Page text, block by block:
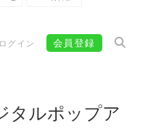
ログイン 会員登録
タルポップア